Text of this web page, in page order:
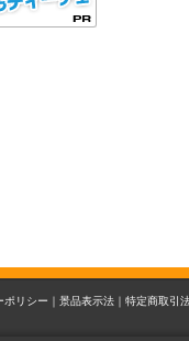
リシー｜ 景品表示法｜ 特定商取引